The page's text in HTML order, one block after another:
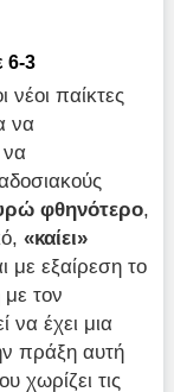
6-3
νέοι παίκτες
να
φθηνότερο,
«καίει»
με εξαίρεση το
τον
να έχει μια
πράξη αυτή
χωρίζει τις